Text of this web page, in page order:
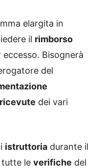
elargita in
il rimborso
Bisognerà
del
ricevute dei vari
istruttoria durante il
tutte le verifiche del